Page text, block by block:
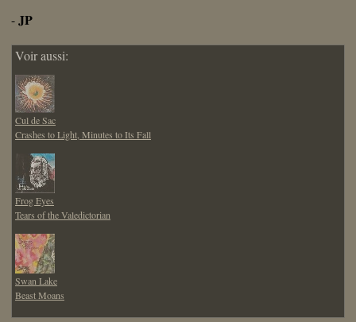
-JP
Voir aussi:
Cul de Sac
Crashes to Light, Minutes to Its Fall
Frog Eyes
Tears of the Valedictorian
Swan Lake
Beast Moans